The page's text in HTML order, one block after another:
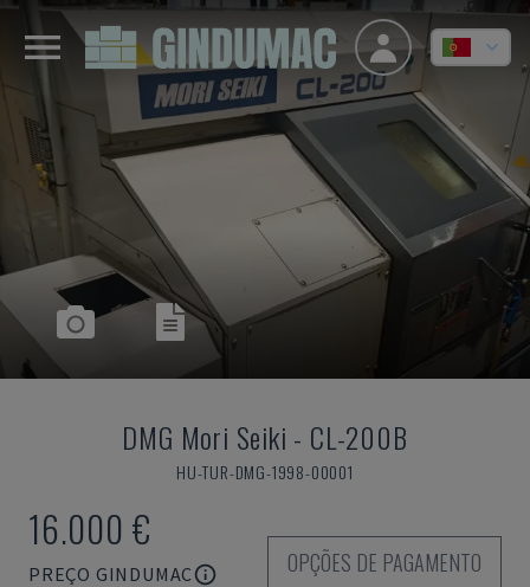
DMG Mori Seiki - CL-200B
HU-TUR-DMG-1998-00001
16.000 €
PREÇO GINDUMAC
OPÇÕES DE PAGAMENTO